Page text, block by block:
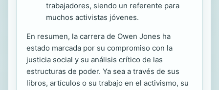
trabajadores, siendo un referente para
muchos activistas jóvenes.
En resumen, la carrera de Owen Jones ha
estado marcada por su compromiso con la
justicia social y su análisis crítico de las
estructuras de poder. Ya sea a través de sus
libros, artículos o su trabajo en el activismo, su